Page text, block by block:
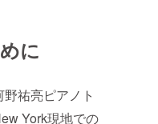
に
祐亮ピアノト
York現地での